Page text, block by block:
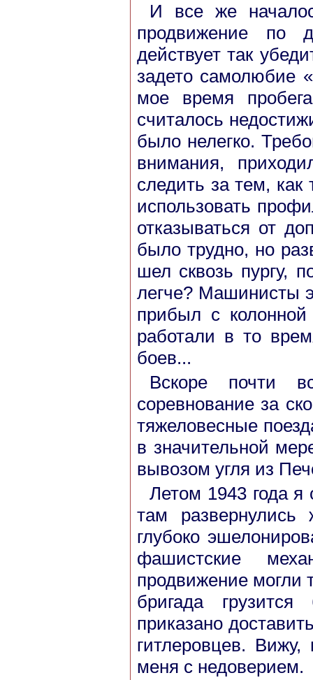
И все же
продвижение по
действует так
задето самолюбие
мое время
считалось
было нелегко.
внимания,
следить за тем,
использовать
отказываться от
было трудно, но
шел сквозь пургу,
легче? Машинисты
прибыл с
работали в то
боев...
Вскоре почти
соревнование за
тяжеловесные
в значительной
вывозом угля из
Летом 1943 года я
там
глубоко
фашистские
продвижение могли
бригада
приказано
гитлеровцев.
меня с недоверием.